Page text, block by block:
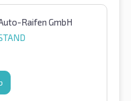
Raifen GmbH